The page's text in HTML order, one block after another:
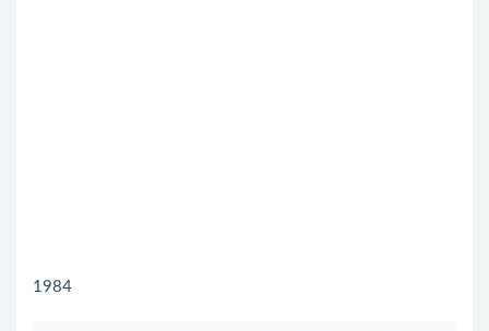
1984